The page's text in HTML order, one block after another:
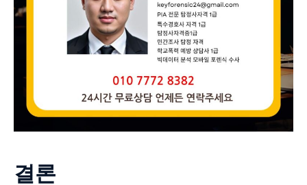
결론